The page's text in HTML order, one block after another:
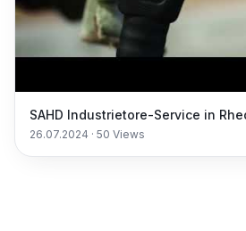
SAHD Industrietore-Service in
26.07.2024 · 50 Views